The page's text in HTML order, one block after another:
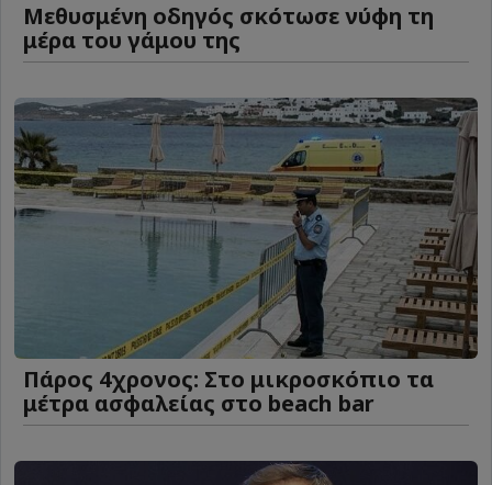
Μεθυσμένη οδηγός σκότωσε νύφη τη
μέρα του γάμου της
Πάρος 4χρονος: Στο μικροσκόπιο τα
μέτρα ασφαλείας στο beach bar